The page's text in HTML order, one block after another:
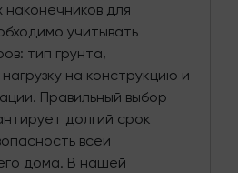
для
учитывать
тип грунта,
на конструкцию и
Правильный выбор
долгий срок
всей
дома. В нашей